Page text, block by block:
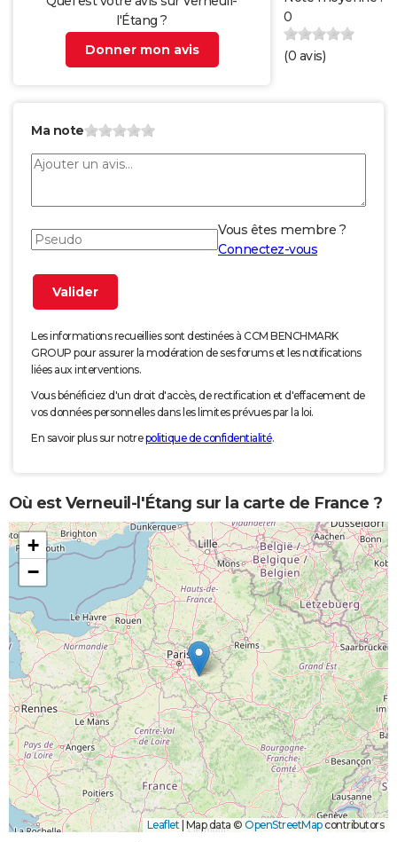
l'Étang ?
Donner mon avis
0
(0 avis)
Ma note
Vous êtes membre ?
Connectez-vous
Les informations recueillies sont destinées à CCM BENCHMARK
GROUP pour assurer la modération de ses forums et les notifications
liées aux interventions.
Vous bénéficiez d'un droit d'accès, de rectification et d'effacement de
vos données personnelles dans les limites prévues par la loi.
En savoir plus sur notrepolitique de confidentialité.
Où est Verneuil-l'Étang sur la carte de France ?
+
−
Leaflet Map data © OpenStreetMapcontributors